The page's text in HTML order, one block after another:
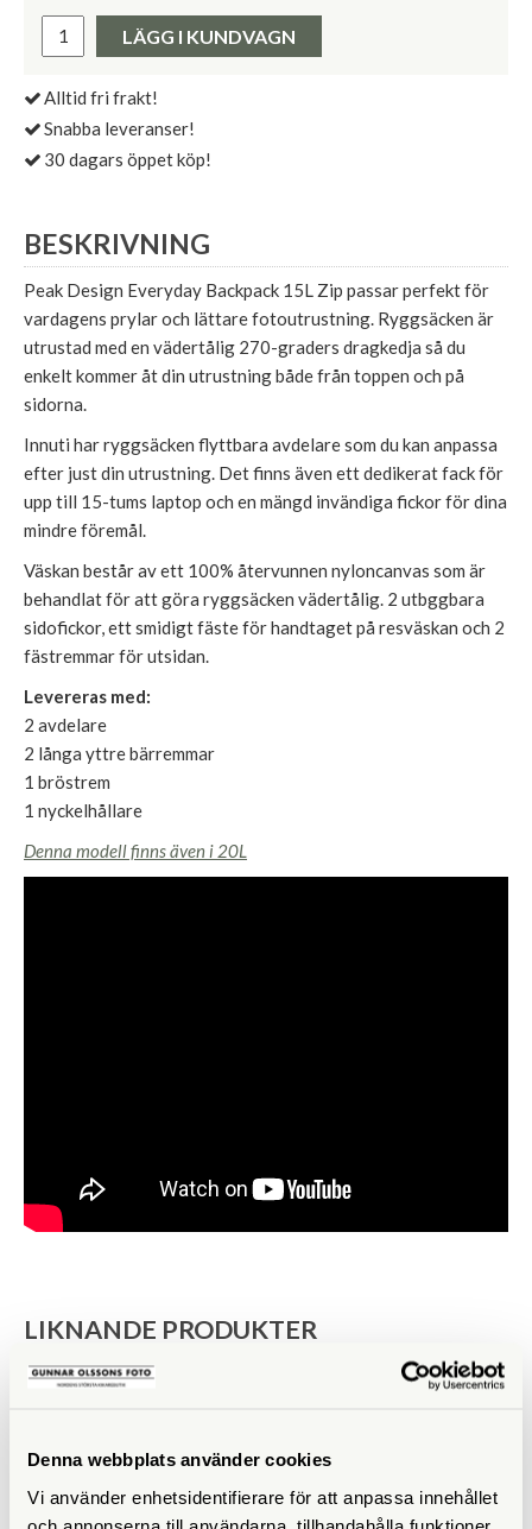
Denna webbplats använder cookies
Vi använder enhetsidentifierare för att anpassa innehållet
och annonserna till användarna, tillhandahålla funktioner
Pris:
LÄGG I KUNDVAGN
Alltid fri frakt!
Snabba leveranser!
30 dagars öppet köp!
BESKRIVNING
Peak Design Everyday Backpack 15L Zip passar perfekt för
vardagens prylar och lättare fotoutrustning. Ryggsäcken är
utrustad med en vädertålig 270-graders dragkedja så du
enkelt kommer åt din utrustning både från toppen och på
sidorna.
Innuti har ryggsäcken flyttbara avdelare som du kan anpassa
efter just din utrustning. Det finns även ett dedikerat fack för
upp till 15-tums laptop och en mängd invändiga fickor för dina
mindre föremål.
Väskan består av ett 100% återvunnen nyloncanvas som är
behandlat för att göra ryggsäcken vädertålig. 2 utbggbara
sidofickor, ett smidigt fäste för handtaget på resväskan och 2
fästremmar för utsidan.
Levereras med:
2 avdelare
2 långa yttre bärremmar
1 bröstrem
1 nyckelhållare
Denna modell finns även i 20L
LIKNANDE PRODUKTER